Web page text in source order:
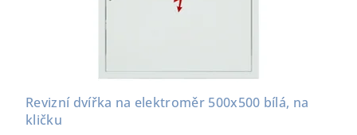
Revizní dvířka na elektroměr 500x500 bílá, na
kličku